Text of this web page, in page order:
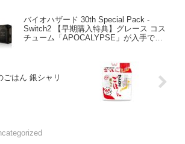
バイオハザード 30th Special Pack -
Switch2 【早期購入特典】グレース コス
チューム「APOCALYPSE」が入手でき
ごはん 銀シャリ